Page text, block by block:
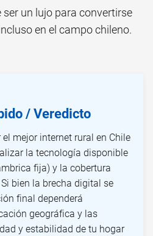
un lujo para convertirse
en el campo chileno.
/ Veredicto
el mejor internet rural en Chile
la tecnología disponible
fija) y la cobertura
bien la brecha digital se
final dependerá
geográfica y las
y estabilidad de tu hogar